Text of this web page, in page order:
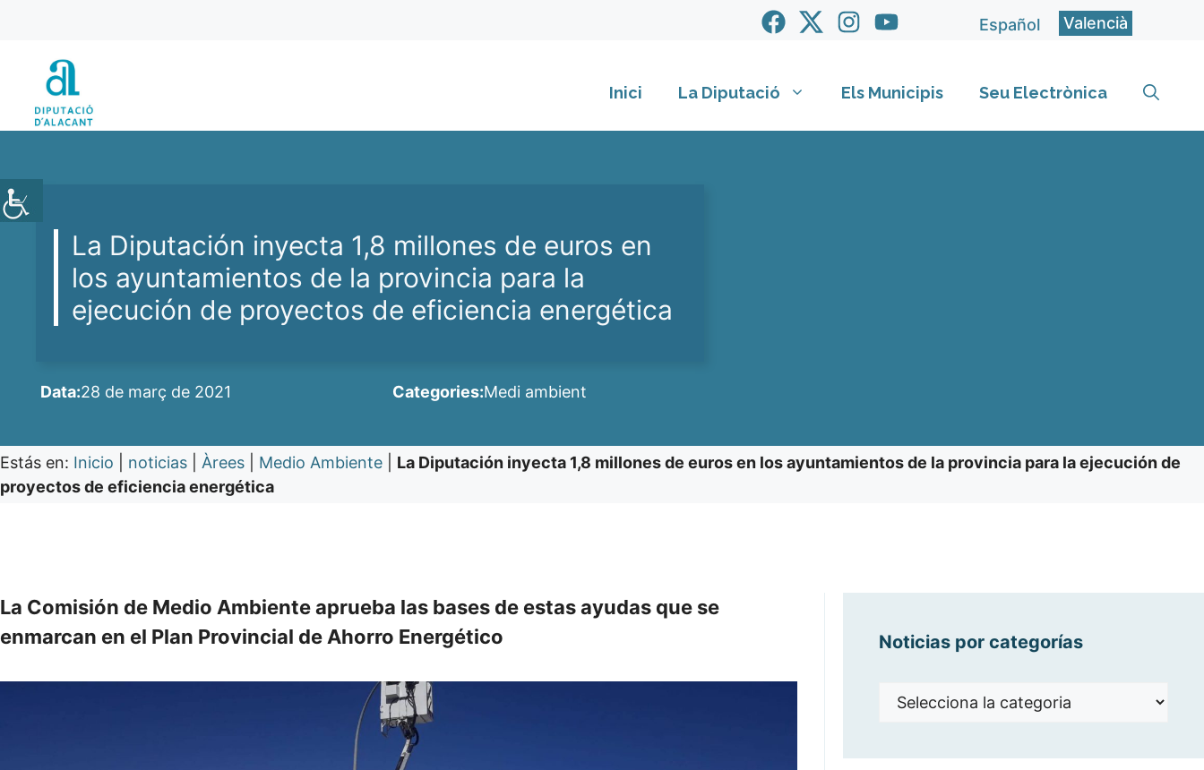
contingut
Español Valencià
Inici La Diputació Els Municipis Seu Electrònica
La Diputación inyecta 1,8 millones de euros en
los ayuntamientos de la provincia para la
ejecución de proyectos de eficiencia energética
Data:28 de març de 2021 Categories:Medi ambient
Estás en: Inicio noticias Àrees Medio Ambiente
La Diputación inyecta 1,8 millones de euros en los ayuntamientos de la provincia para la ejecución de
proyectos de eficiencia energética
La Comisión de Medio Ambiente aprueba las bases de estas ayudas que se
enmarcan en el Plan Provincial de Ahorro Energético
Noticias por categorías
Noticias